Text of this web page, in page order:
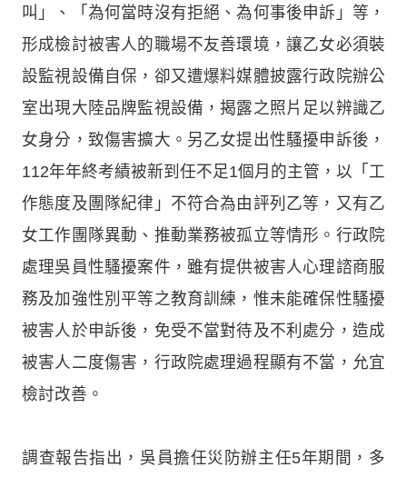
叫」、「為何當時沒有拒絕、為何事後申訴」等，
形成檢討被害人的職場不友善環境，讓乙女必須裝
設監視設備自保，卻又遭爆料媒體披露行政院辦公
室出現大陸品牌監視設備，揭露之照片足以辨識乙
女身分，致傷害擴大。另乙女提出性騷擾申訴後，
112年年終考績被新到任不足1個月的主管，以「工
作態度及團隊紀律」不符合為由評列乙等，又有乙
女工作團隊異動、推動業務被孤立等情形。行政院
處理吳員性騷擾案件，雖有提供被害人心理諮商服
務及加強性別平等之教育訓練，惟未能確保性騷擾
被害人於申訴後，免受不當對待及不利處分，造成
被害人二度傷害，行政院處理過程顯有不當，允宜
檢討改善。
調查報告指出，吳員擔任災防辦主任5年期間，多